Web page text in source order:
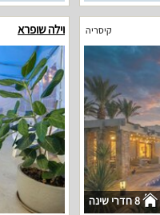
קיסריה
8 חדרי שינה
וילה שופרא